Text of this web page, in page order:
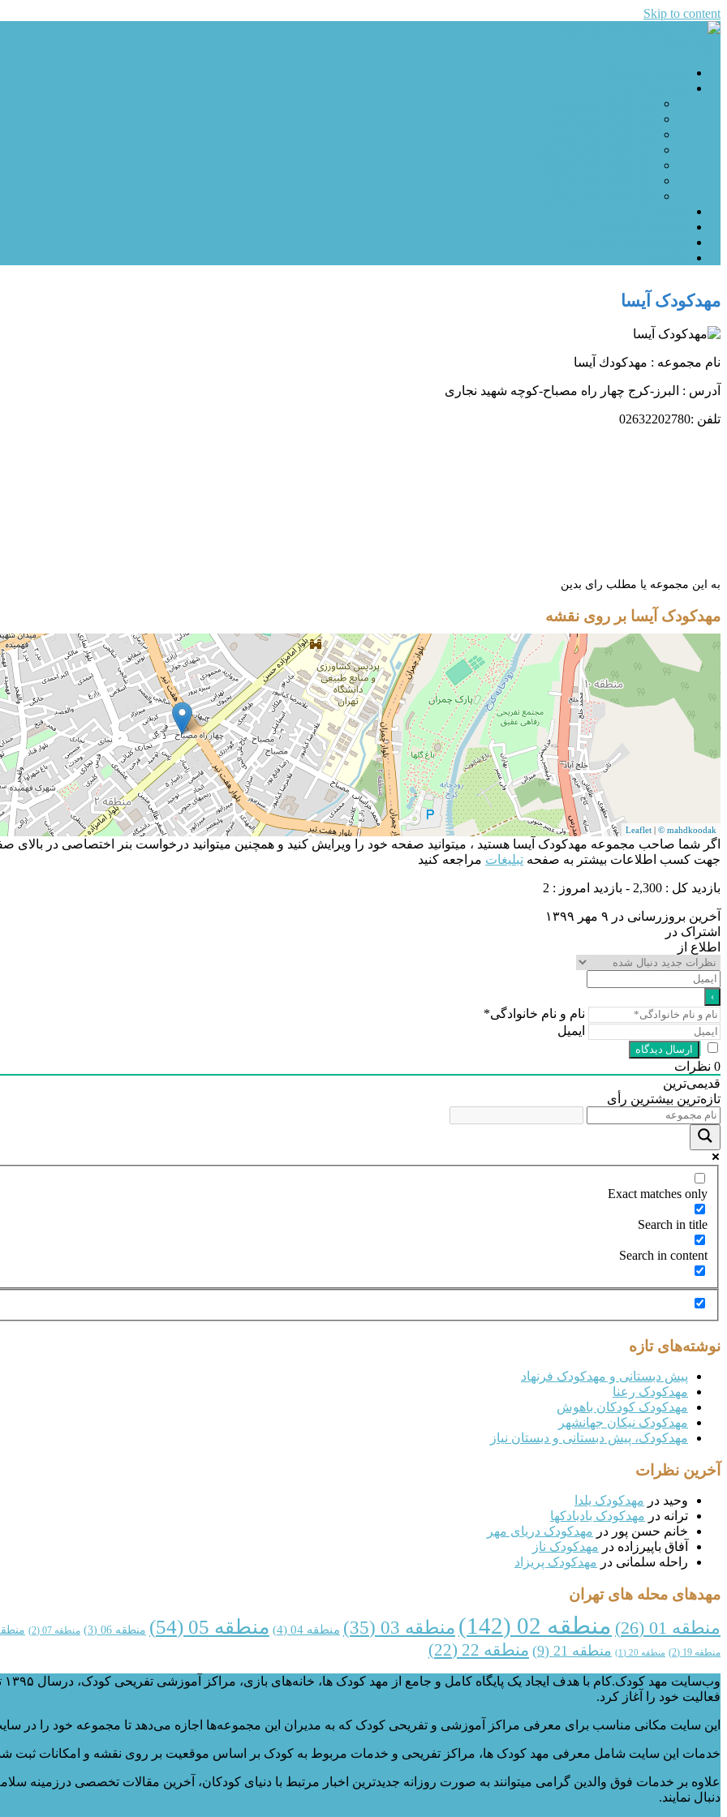
Skip to content
مهدکودک آیسا
نام مجموعه : مهدكودك آیسا
آدرس : البرز-کرج چهار راه مصباح-کوچه شهید نجاری
تلفن :02632202780
به این مجموعه یا مطلب رای بدین
مهدکودک آیسا بر روی نقشه
Leaflet | © mahdkoodak
اگر شما صاحب مجموعه مهدکودک آیسا هستید ، میتوانید صفحه خود را ویرایش کنید و همچنین میتوانید درخواست بنر اختصاصی در بالای
جهت کسب اطلاعات بیشتر به صفحه تبلیغات مراجعه کنید
بازدید کل : 2,300 - بازدید امروز : 2
آخرین بروزرسانی در ۹ مهر ۱۳۹۹
اشتراک در
اطلاع از
نام و نام خانوادگی*
ایمیل
0 نظرات
قدیمی‌ترین
تازه‌ترین بیشترین رأی
Exact matches only
Search in title
Search in content
نوشته‌های تازه
پیش دبستانی و مهدکودک فرنهاد
مهدکودک رعنا
مهدکودک کودکان باهوش
مهدکودک نیکان جهانشهر
مهدکودک، پیش دبستانی و دبستان نیاز
آخرین نظرات
وحید در مهدکودک یلدا
ترانه در مهدکودک بادبادکها
خانم حسن پور در مهدکودک دریای مهر
آفاق باپیرزاده در مهدکودک ناز
راحله سلمانی در مهدکودک پریزاد
مهدهای محله های تهران
منطقه 01 (26) منطقه 02 (142) منطقه 03 (35) منطقه 04 (4) منطقه 05 (54) منطقه 06 (3) منطقه 07 (2) منطقه
منطقه 19 (2) منطقه 20 (1) منطقه 21 (9) منطقه 22 (22)
فعالیت خود را آغاز کرد.
این سایت مکانی مناسب برای معرفی مراکز آموزشی و تفریحی کودک که به مدیران این مجموعه‌ها اجازه می‌دهد تا مجموعه خود را در
خدمات این سایت شامل معرفی مهد کودک ها، مراکز تفریحی و خدمات مربوط به کودک بر اساس موقعیت بر روی نقشه و امکانات ثبت
علاوه بر خدمات فوق والدین گرامی میتوانند به صورت روزانه جدیدترین اخبار مرتبط با دنیای کودکان، آخرین مقالات تخصصی
دنبال نمایند.